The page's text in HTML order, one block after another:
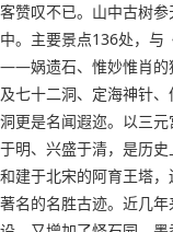
客赞叹不已。山中古树
中。主要景点136处，与
——娲遗石、惟妙惟肖的
及七十二洞、定海神针
洞更是名闻遐迩。以三
于明、兴盛于清，是历
和建于北宋的阿育王塔
著名的名胜古迹。近几